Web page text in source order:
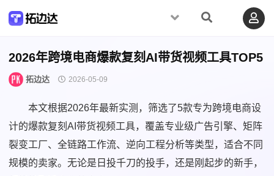
2026年跨境电商爆款复刻AI带货视频工具TOP5
拓边达 2026-05-09
本文根据2026年最新实测，筛选了5款专为跨境电商设
计的爆款复刻AI带货视频工具，覆盖专业级广告引擎、矩阵
裂变工厂、全链路工作流、逆向工程分析等类型，适合不同
规模的卖家。无论是日投千刀的投手，还是刚起步的新手，